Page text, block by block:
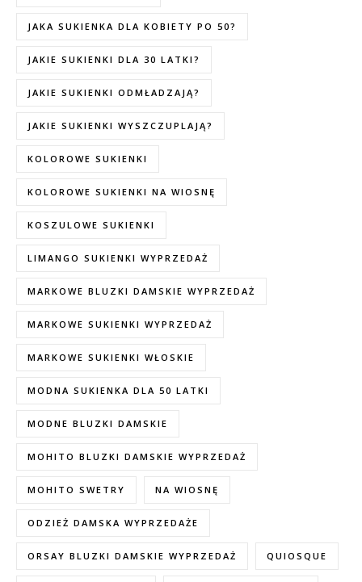
JAKA SUKIENKA DLA KOBIETY PO 50?
JAKIE SUKIENKI DLA 30 LATKI?
JAKIE SUKIENKI ODMŁADZAJĄ?
JAKIE SUKIENKI WYSZCZUPLAJĄ?
KOLOROWE SUKIENKI
KOLOROWE SUKIENKI NA WIOSNĘ
KOSZULOWE SUKIENKI
LIMANGO SUKIENKI WYPRZEDAŻ
MARKOWE BLUZKI DAMSKIE WYPRZEDAŻ
MARKOWE SUKIENKI WYPRZEDAŻ
MARKOWE SUKIENKI WŁOSKIE
MODNA SUKIENKA DLA 50 LATKI
MODNE BLUZKI DAMSKIE
MOHITO BLUZKI DAMSKIE WYPRZEDAŻ
MOHITO SWETRY NA WIOSNĘ
ODZIEŻ DAMSKA WYPRZEDAŻE
ORSAY BLUZKI DAMSKIE WYPRZEDAŻ QUIOSQUE